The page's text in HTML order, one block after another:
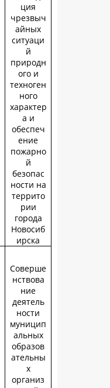
ция
чрезвыч
айных
ситуаци
й
природн
ого и
техноген
ного
характер
а и
обеспеч
ение
пожарно
й
безопас
ности на
террито
рии
города
Новосиб
ирска
Соверше
нствова
ние
деятель
ности
муницип
альных
образов
ательны
х
организ